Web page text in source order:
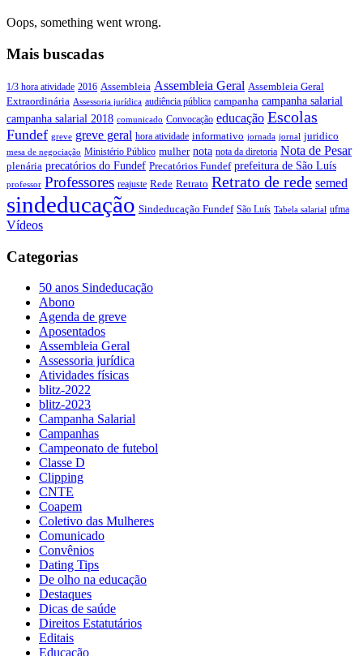
Oops, something went wrong.
Mais buscadas
1/3 hora atividade 2016 Assembleia Assembleia Geral Assembleia Geral
Extraordinária Assessoria jurídica audiência pública campanha campanha salarial
campanha salarial 2018 comunicado Convocação educação Escolas
Fundef greve greve geral hora atividade informativo jornada jornal juridico
mesa de negociação Ministério Público mulher nota nota da diretoria Nota de Pesar
plenária precatórios do Fundef Precatórios Fundef prefeitura de São Luís
professor Professores reajuste Rede Retrato Retrato de rede semed
sindeducação Sindeducação Fundef São Luís Tabela salarial ufma
Vídeos
Categorias
50 anos Sindeducação
Abono
Agenda de greve
Aposentados
Assembleia Geral
Assessoria jurídica
Atividades físicas
blitz-2022
blitz-2023
Campanha Salarial
Campanhas
Campeonato de futebol
Classe D
Clipping
CNTE
Coapem
Coletivo das Mulheres
Comunicado
Convênios
Dating Tips
De olho na educação
Destaques
Dicas de saúde
Direitos Estatutários
Editais
Educação